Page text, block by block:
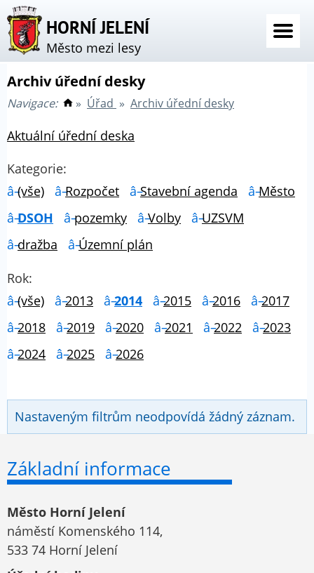
HORNÍ JELENÍ
Město mezi lesy
Archiv úřední desky
Navigace: » Úřad » Archiv úřední desky
Aktuální úřední deska
Kategorie:
(vše)
Rozpočet Stavební agenda
Město
DSOH
pozemky Volby
UZSVM
dražba
Územní plán
Rok:
(vše)
2013 2014 2015 2016
2017
2018
2019 2020 2021 2022
2023
2024
2025 2026
Nastaveným filtrům neodpovídá žádný záznam.
Základní informace
Město Horní Jelení
náměstí Komenského 114,
533 74 Horní Jelení